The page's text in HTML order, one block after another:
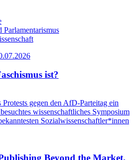
Parlamentarismus
ist?
gegen den AfD-Parteitag ein
wissenschaftliches Symposium
Sozialwissenschaftler*innen
Beyond the Market.